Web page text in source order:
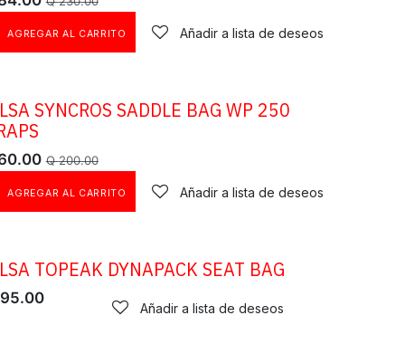
AGREGAR AL CARRITO Añadir a lista de deseos
SYNCROS SADDLE BAG WP 250
Q200.00
AGREGAR AL CARRITO Añadir a lista de deseos
TOPEAK DYNAPACK SEAT BAG
Añadir a lista de deseos